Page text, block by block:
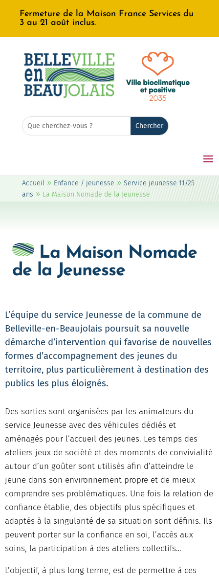
Fermeture de la Maison France Services du
3 au 21 août inclus.
Rechercher:
Search
for...
Accueil» Enfance / jeunesse » Service jeunesse 11/25
ans » La Maison Nomade de la Jeunesse
La Maison Nomade
de la Jeunesse
L’équipe du service Jeunesse de la commune de
Belleville-en-Beaujolais poursuit sa nouvelle
démarche d’intervention qui favorise de nouvelles
formes d’accompagnement des jeunes du
territoire, plus particulièrement à destination des
publics les plus éloignés.
Des sorties sont organisées par les animateurs du
service Jeunesse avec des véhicules dédiés et
aménagés pour l’accueil des jeunes. Les temps des
ateliers jeux de société et des moments de convivialité
autour d’un goûter sont utilisés afin d’atteindre le
jeune dans son environnement propre et de mieux
comprendre ses problématiques. Une fois la relation de
confiance établie, des objectifs plus spécifiques et
adaptés à la singularité de sa situation sont définis. Ils
peuvent porter sur la confiance en soi, l’accès aux
soins, la participation à des ateliers collectifs…
L’objectif, à plus long terme, est de permettre à ces